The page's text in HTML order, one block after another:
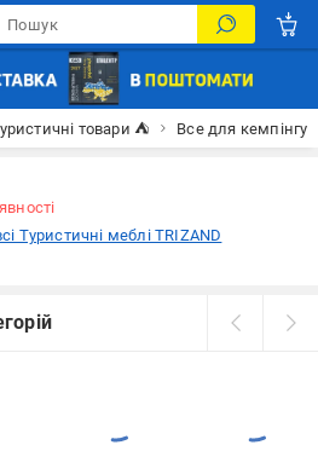
товари ⛺ Все для кемпінгу
Туристичні меблі TRIZAND